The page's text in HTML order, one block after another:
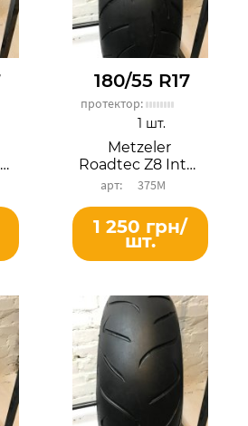
Sportmax GPR 300
180/55 R17
протектор:
Metzeler
Roadtec Z8 Interact
375М
1 шт.
1 250 грн/
шт.